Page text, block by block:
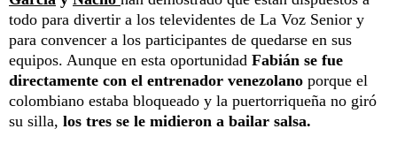
todo para divertir a los televidentes de La Voz Senior y
para convencer a los participantes de quedarse en sus
equipos. Aunque en esta oportunidad Fabián se fue
directamente con el entrenador venezolano porque el
colombiano estaba bloqueado y la puertorriqueña no giró
su silla, los tres se le midieron a bailar salsa.